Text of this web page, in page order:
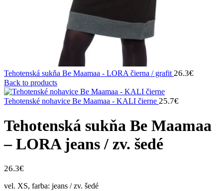
Tehotenská sukňa Be Maamaa - LORA čierna / grafit 26.3€
Back to products
Tehotenské nohavice Be Maamaa - KALI čierne 25.7€
Tehotenská sukňa Be Maamaa
– LORA jeans / zv. šedé
26.3€
vel. XS, farba: jeans / zv. šedé